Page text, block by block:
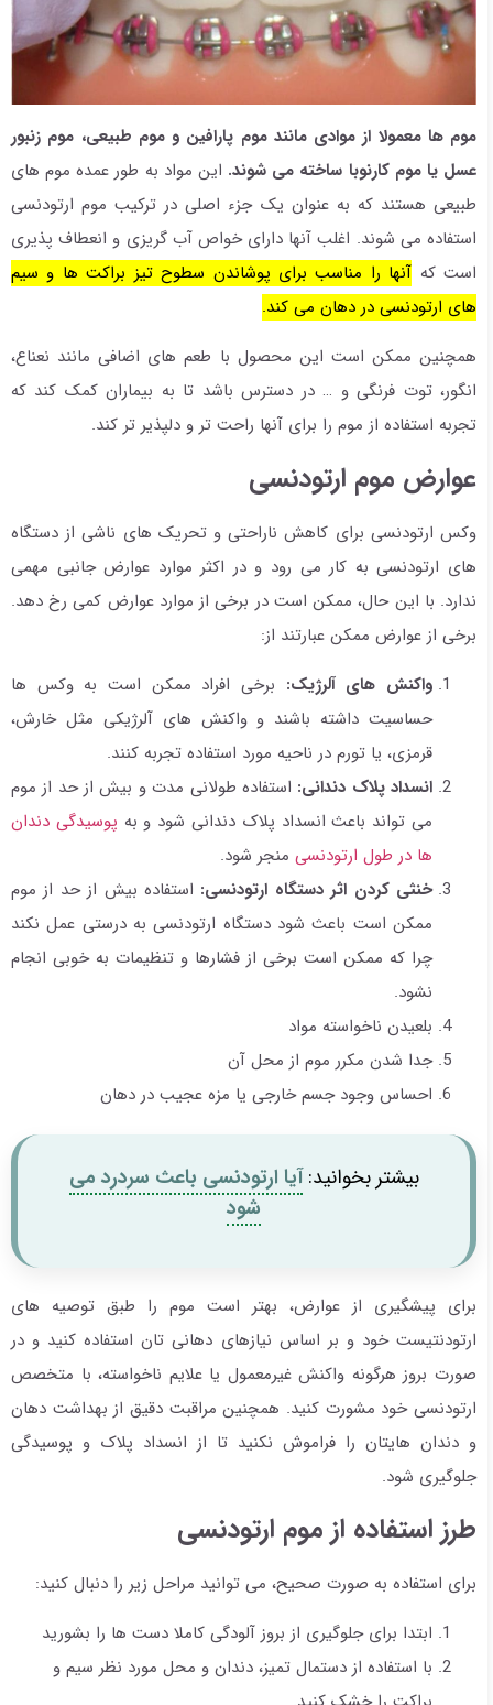
موم ها معمولا از موادی مانند موم پارافین و موم طبیعی، موم زنبور
عسل یا موم کارنوبا ساخته می شوند. این مواد به طور عمده موم های
طبیعی هستند که به عنوان یک جزء اصلی در ترکیب موم ارتودنسی
استفاده می شوند. اغلب آنها دارای خواص آب گریزی و انعطاف پذیری
است که آنها را مناسب برای پوشاندن سطوح تیز براکت ها و سیم
های ارتودنسی در دهان می کند.
همچنین ممکن است این محصول با طعم های اضافی مانند نعناع،
انگور، توت فرنگی و … در دسترس باشد تا به بیماران کمک کند که
تجربه استفاده از موم را برای آنها راحت تر و دلپذیر تر کند.
عوارض موم ارتودنسی
وکس ارتودنسی برای کاهش ناراحتی و تحریک های ناشی از دستگاه
های ارتودنسی به کار می رود و در اکثر موارد عوارض جانبی مهمی
ندارد. با این حال، ممکن است در برخی از موارد عوارض کمی رخ دهد.
برخی از عوارض ممکن عبارتند از:
واکنش های آلرژیک: برخی افراد ممکن است به وکس ها
حساسیت داشته باشند و واکنش های آلرژیکی مثل خارش،
قرمزی، یا تورم در ناحیه مورد استفاده تجربه کنند.
انسداد پلاک دندانی: استفاده طولانی مدت و بیش از حد از موم
می تواند باعث انسداد پلاک دندانی شود و به پوسیدگی دندان
ها در طول ارتودنسی منجر شود.
خنثی کردن اثر دستگاه ارتودنسی: استفاده بیش از حد از موم
ممکن است باعث شود دستگاه ارتودنسی به درستی عمل نکند
چرا که ممکن است برخی از فشارها و تنظیمات به خوبی انجام
نشود.
بلعیدن ناخواسته مواد
جدا شدن مکرر موم از محل آن
احساس وجود جسم خارجی یا مزه عجیب در دهان
بیشتر بخوانید:آیا ارتودنسی باعث سردرد می
شود
برای پیشگیری از عوارض، بهتر است موم را طبق توصیه های
ارتودنتیست خود و بر اساس نیازهای دهانی تان استفاده کنید و در
صورت بروز هرگونه واکنش غیرمعمول یا علایم ناخواسته، با متخصص
ارتودنسی خود مشورت کنید. همچنین مراقبت دقیق از بهداشت دهان
و دندان هایتان را فراموش نکنید تا از انسداد پلاک و پوسیدگی
جلوگیری شود.
طرز استفاده از موم ارتودنسی
برای استفاده به صورت صحیح، می توانید مراحل زیر را دنبال کنید:
ابتدا برای جلوگیری از بروز آلودگی کاملا دست ها را بشورید
با استفاده از دستمال تمیز، دندان و محل مورد نظر سیم و